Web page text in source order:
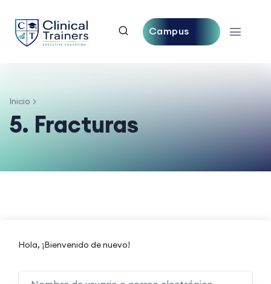
Campus
Inicio
5. Fracturas
Hola, ¡Bienvenido de nuevo!